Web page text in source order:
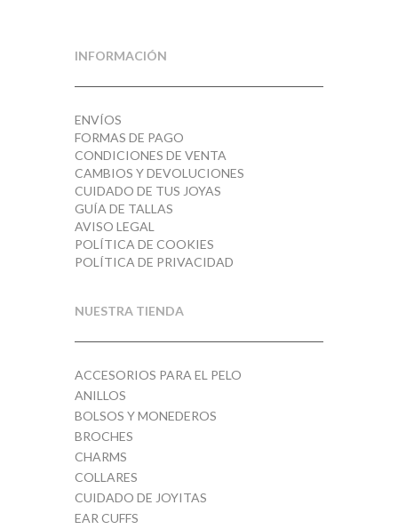
INFORMACIÓN
ENVÍOS
FORMAS DE PAGO
CONDICIONES DE VENTA
CAMBIOS Y DEVOLUCIONES
CUIDADO DE TUS JOYAS
GUÍA DE TALLAS
AVISO LEGAL
POLÍTICA DE COOKIES
POLÍTICA DE PRIVACIDAD
NUESTRA TIENDA
ACCESORIOS PARA EL PELO
ANILLOS
BOLSOS Y MONEDEROS
BROCHES
CHARMS
COLLARES
CUIDADO DE JOYITAS
EAR CUFFS